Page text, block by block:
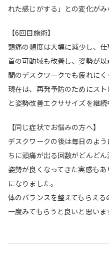
れた感じがする」との変化がみ
【6回目施術】
頭痛の頻度は大幅に減少し、仕
首の可動域も改善し、姿勢が
間のデスクワークでも疲れにく
現在は、再発予防のためにス
と姿勢改善エクササイズを継続
【同じ症状でお悩みの方へ】
デスクワークの後は毎日のよ
ちに頭痛が出る回数がどんどん
姿勢が良くなってきた実感も
になりました。
体のバランスを整えてもらえ
一度みてもらうと良いと思いま